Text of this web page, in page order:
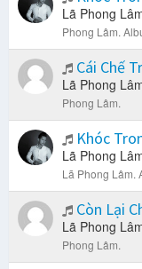
Lã Phong
Phong Lâm.
Cái Chế
Lã Phong
Phong Lâm.
Khóc
Lã Phong
Lã Phong Lâm.
Còn Lại
Lã Phong
Phong Lâm.